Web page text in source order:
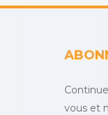
vous et